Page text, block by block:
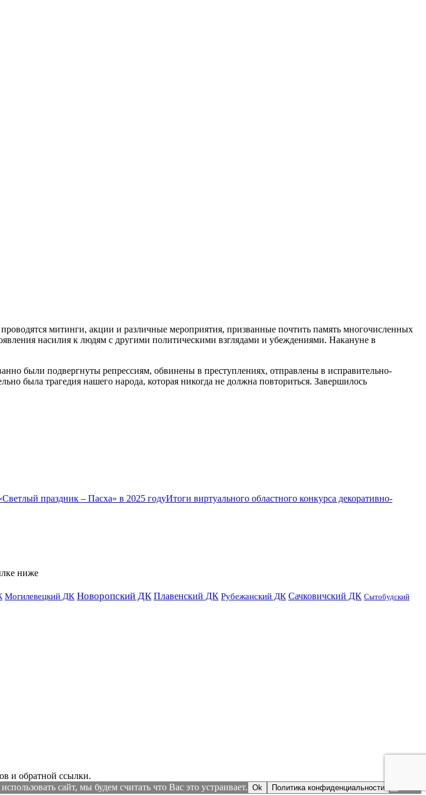
митинги, акции и различные мероприятия, призванные почтить память многочисленных
насилия к людям с другими политическими взглядами и убеждениями. Накануне в
были подвергнуты репрессиям, обвинены в преступлениях, отправлены в исправительно-
была трагедия нашего народа, которая никогда не должна повториться. Завершилось
Итоги виртуального областного конкурса декоративно-
ниже
Могилевецкий ДК Новоропский ДК Плавенский ДК Рубежанский ДК Сачковичский ДК Сытобудский
и обратной ссылки.
сайт, мы будем считать что Вас это устраивает. Ok Политика конфиденциальности